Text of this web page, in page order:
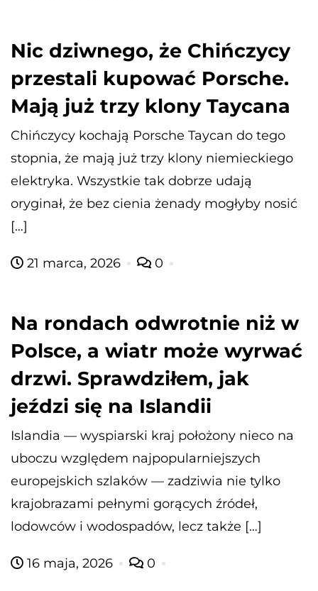
Nic dziwnego, że Chińczycy
przestali kupować Porsche.
Mają już trzy klony Taycana
Chińczycy kochają Porsche Taycan do tego
stopnia, że mają już trzy klony niemieckiego
elektryka. Wszystkie tak dobrze udają
oryginał, że bez cienia żenady mogłyby nosić
[…]
21 marca, 2026 0
Na rondach odwrotnie niż w
Polsce, a wiatr może wyrwać
drzwi. Sprawdziłem, jak
jeździ się na Islandii
Islandia — wyspiarski kraj położony nieco na
uboczu względem najpopularniejszych
europejskich szlaków — zadziwia nie tylko
krajobrazami pełnymi gorących źródeł,
lodowców i wodospadów, lecz także […]
16 maja, 2026 0